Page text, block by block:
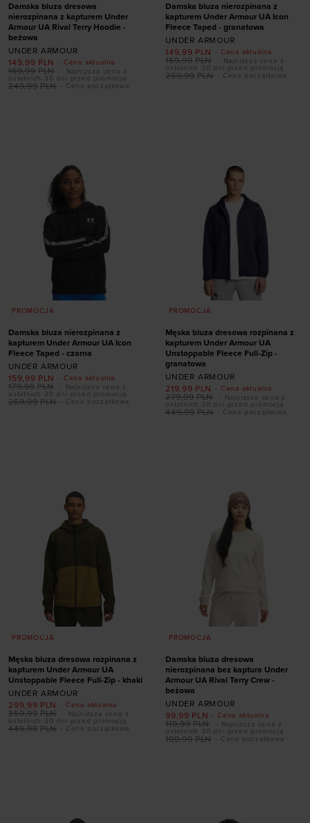
Dodaj produkt w
Damska bluza dresowa
nierozpinana z kapturem Under
Armour UA Rival Terry Hoodie -
beżowa
UNDER ARMOUR
- Cena aktualna
149,99 PLN
- Cena początkowa
249,99 PLN
169,99 PLN
- Najniższa cena z
ostatnich 30 dni przed promocją
Damska bluza nierozpinana z
kapturem Under Armour UA Icon
Fleece Taped - granatowa
UNDER ARMOUR
- Cena aktualna
149,99 PLN
- Cena początkowa
269,99 PLN
159,99 PLN
- Najniższa cena z
ostatnich 30 dni przed promocją
PROMOCJA
Damska bluza nierozpinana z
kapturem Under Armour UA Icon
Fleece Taped - czarna
UNDER ARMOUR
- Cena aktualna
159,99 PLN
- Cena początkowa
269,99 PLN
179,99 PLN
- Najniższa cena z
ostatnich 30 dni przed promocją
PROMOCJA
Dodaj produkt w
Męska bluza dresowa rozpinana z
kapturem Under Armour UA
Unstoppable Fleece Full-Zip -
granatowa
UNDER ARMOUR
- Cena aktualna
219,99 PLN
- Cena początkowa
449,99 PLN
279,99 PLN
- Najniższa cena z
ostatnich 30 dni przed promocją
PROMOCJA
Męska bluza dresowa rozpinana z
kapturem Under Armour UA
Unstoppable Fleece Full-Zip - khaki
UNDER ARMOUR
- Cena aktualna
299,99 PLN
- Cena początkowa
449,99 PLN
359,99 PLN
- Najniższa cena z
ostatnich 30 dni przed promocją
PROMOCJA
Dodaj produkt w
rozmiarze
Damska bluza dresowa
nierozpinana bez kaptura Under
Armour UA Rival Terry Crew -
beżowa
UNDER ARMOUR
- Cena aktualna
99,99 PLN
- Cena początkowa
199,99 PLN
119,99 PLN
- Najniższa cena z
ostatnich 30 dni przed promocją